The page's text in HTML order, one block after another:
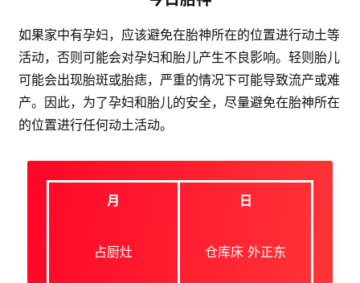
如果家中有孕妇，应该避免在胎神所在的位置进行动土等
活动，否则可能会对孕妇和胎儿产生不良影响。轻则胎儿
可能会出现胎斑或胎痣，严重的情况下可能导致流产或难
产。因此，为了孕妇和胎儿的安全，尽量避免在胎神所在
的位置进行任何动土活动。
月
占厨灶
日
仓库床 外正东